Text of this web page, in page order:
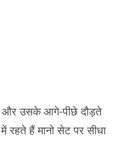
और उसके आगे-पीछे दौड़ते
रहते हैं मानो सेट पर सीधा